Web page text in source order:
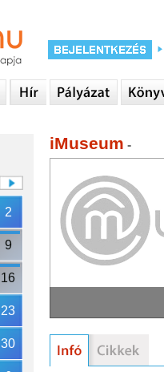
2
9
16
23
30
iMuseum -